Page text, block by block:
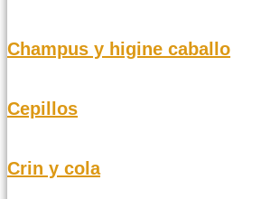
Champus y higine caballo
Cepillos
Crin y cola